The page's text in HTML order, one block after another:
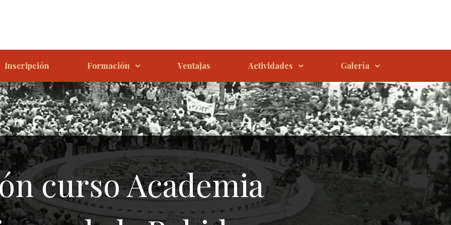
Inscripción Formación Ventajas Actividades Galería
curso Academia